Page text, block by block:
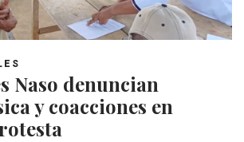
Naso denuncian
y coacciones en